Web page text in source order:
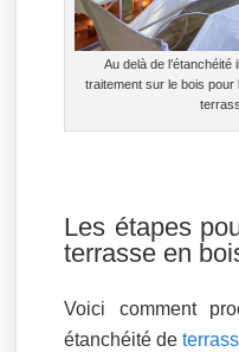
Au delà de l’étanchéité
traitement sur le bois pour
Les étapes
terrasse en
Voici comment
étanchéité de